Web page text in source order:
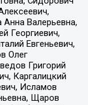
Анна Валерьевна,
Георгиевич,
Евгеньевич,
Олег
Григорий
Каргалицкий
Исламов
Щаров